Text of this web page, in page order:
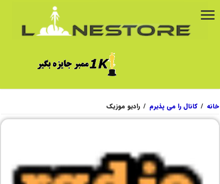
خانه / کانال را می پذیرم / رادیو موزیک